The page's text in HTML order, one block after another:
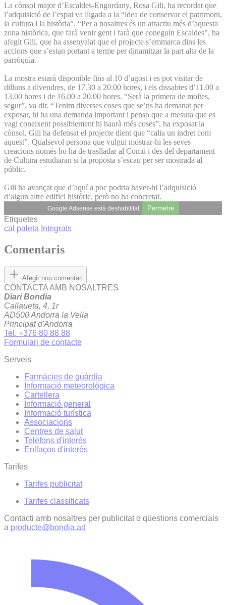
La cònsol major d’Escaldes-Engordany, Rosa Gili, ha recordat que
l’adquisició de l’espai va lligada a la “idea de conservar el patrimoni,
la cultura i la història”. “Per a nosaltres és un atractiu més d’aquesta
zona històrica, que farà venir gent i farà que coneguin Escaldes”, ha
afegit Gili, que ha assenyalat que el projecte s’emmarca dins les
accions que s’estan portant a terme per dinamitzar la part alta de la
parròquia.
La mostra estarà disponible fins al 10 d’agost i es pot visitar de
dilluns a divendres, de 17.30 a 20.00 hores, i els dissabtes d’11.00 a
13.00 hores i de 16.00 a 20.00 hores. “Serà la primera de moltes,
segur”, va dir. “Tenim diverses coses que se’ns ha demanat per
exposar, hi ha una demanda important i penso que a mesura que es
vagi coneixent possiblement hi haurà més coses”, ha exposat la
cònsol. Gili ha defensat el projecte dient que “calia un indret com
aquest”. Qualsevol persona que vulgui mostrar-hi les seves
creacions només ho ha de traslladar al Comú i des del departament
de Cultura estudiaran si la proposta s’escau per ser mostrada al
públic.
Gili ha avançat que d’aquí a poc podria haver-hi l’adquisició
d’algun altre edifici històric, però no ha concretat.
Google Adsense està deshabilitat. Permetre
Etiquetes
cal paleta Integrats
Comentaris
Afegir nou comentari
CONTACTA AMB NOSALTRES
Diari Bondia
Callaueta, 4, 1r
AD500 Andorra la Vella
Principat d'Andorra
Tel. +376 80 88 88
Formulari de contacte
Serveis
Farmàcies de guàrdia
Informació meteorològica
Cartellera
Informació general
Informació turística
Associacions
Centres de salut
Telèfons d'interès
Enllaços d'interés
Tarifes
Tarifes publicitat
Tarifes classificats
Contacti amb nosaltres per publicitat o qüestions comercials
a producte@bondia.ad